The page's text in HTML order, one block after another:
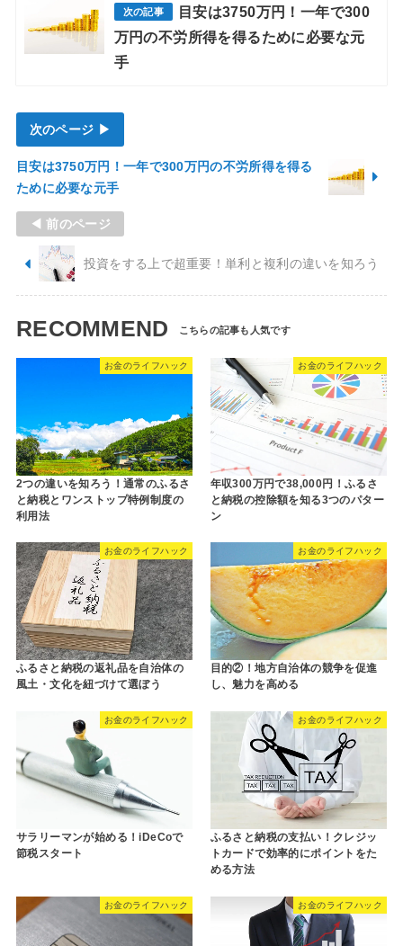
目安は3750万円！一年で300
万円の不労所得を得るために必要な元
手
次のページ ▶
目安は3750万円！一年で300万円の不労所得を得る
ために必要な元手
◀ 前のページ
投資をする上で超重要！単利と複利の違いを知ろう
RECOMMEND
お金のライフハック
2つの違いを知ろう！通常のふるさ
と納税とワンストップ特例制度の
利用法
お金のライフハック
年収300万円で38,000円！ふるさ
と納税の控除額を知る3つのパター
ン
お金のライフハック
ふるさと納税の返礼品を自治体の
風土・文化を紐づけて選ぼう
お金のライフハック
目的②！地方自治体の競争を促進
し、魅力を高める
お金のライフハック
サラリーマンが始める！iDeCoで
節税スタート
お金のライフハック
ふるさと納税の支払い！クレジッ
トカードで効率的にポイントをた
める方法
お金のライフハック お金のライフハック